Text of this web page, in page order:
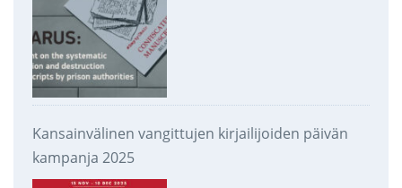
Kansainvälinen vangittujen kirjailijoiden päivän
kampanja 2025